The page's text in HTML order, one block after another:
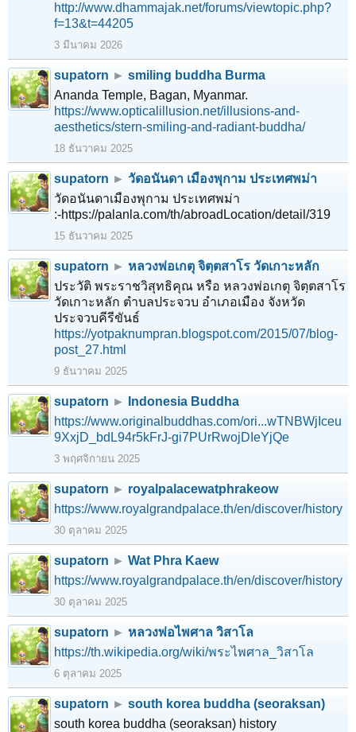
http://www.dhammajak.net/forums/viewtopic.php?
f=13&t=44205
3 มีนาคม 2026
supatorn ► smiling buddha Burma
Ananda Temple, Bagan, Myanmar.
https://www.opticalillusion.net/illusions-and-
aesthetics/stern-smiling-and-radiant-buddha/
18 ธันวาคม 2025
supatorn ► วัดอนันดา เมืองพุกาม ประเทศพม่า
วัดอนันดาเมืองพุกาม ประเทศพม่า
:-https://palanla.com/th/abroadLocation/detail/319
15 ธันวาคม 2025
supatorn ► หลวงพ่อเกตุ จิตฺตสาโร วัดเกาะหลัก
ประวัติ พระราชวิสุทธิคุณ หรือ หลวงพ่อเกตุ จิตฺตสาโร
วัดเกาะหลัก ตำบลประจวบ อำเภอเมือง จังหวัด
ประจวบคีรีขันธ์
https://yotpaknumpran.blogspot.com/2015/07/blog-
post_27.html
9 ธันวาคม 2025
supatorn ►
Indonesia Buddha
https://www.originalbuddhas.com/ori...wTNBWjIceu
9XxjD_bdL94r5kFrJ-gi7PUrRwojDIeYjQe
3 พฤศจิกายน 2025
supatorn ► royalpalacewatphrakeow
https://www.royalgrandpalace.th/en/discover/history
30 ตุลาคม 2025
supatorn ► Wat Phra Kaew
https://www.royalgrandpalace.th/en/discover/history
30 ตุลาคม 2025
supatorn ► หลวงพ่อไพศาล วิสาโล
https://th.wikipedia.org/wiki/พระไพศาล_วิสาโล
6 ตุลาคม 2025
supatorn ► south korea buddha (seoraksan)
south korea buddha (seoraksan) history